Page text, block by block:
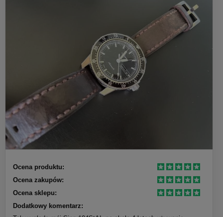
Ocena produktu:
Ocena zakupów:
Ocena sklepu:
Dodatkowy komentarz: